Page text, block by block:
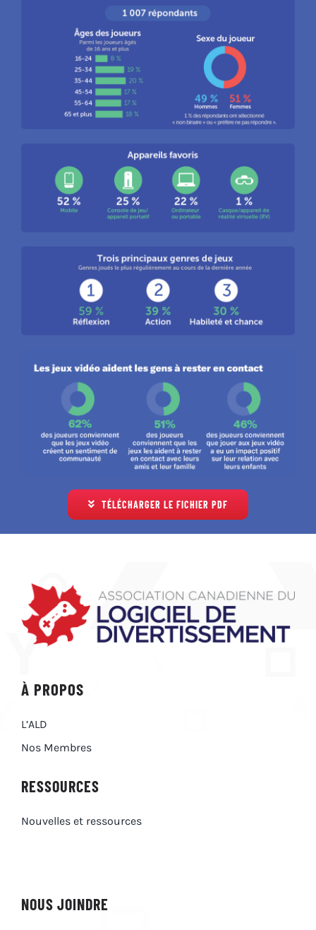
TÉLÉCHARGER LE FICHIER PDF
À PROPOS
L’ALD
Nos Membres
RESSOURCES
Nouvelles et ressources
NOUS JOINDRE